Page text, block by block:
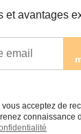
et avantages
acceptez de
connaissance